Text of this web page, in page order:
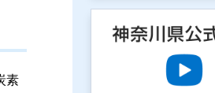
素